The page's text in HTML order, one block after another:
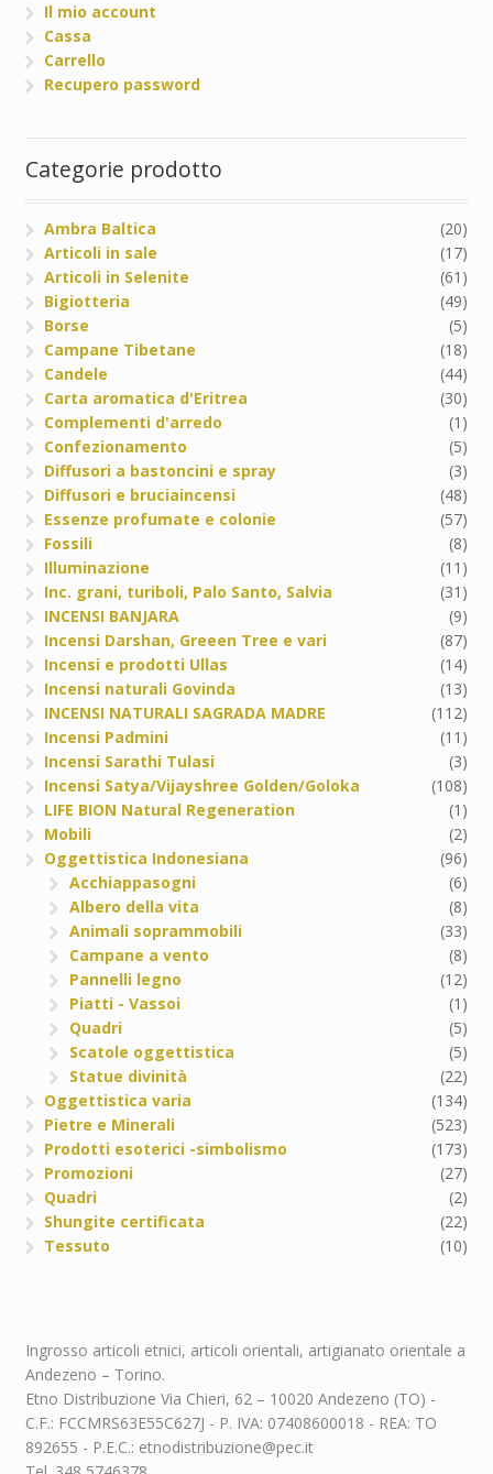
Il mio account
Cassa
Carrello
Recupero password
Categorie prodotto
Ambra Baltica
(20)
Articoli in sale
(17)
Articoli in Selenite
(61)
Bigiotteria
(49)
Borse
(5)
Campane Tibetane
(18)
Candele
(44)
Carta aromatica d'Eritrea
(30)
Complementi d'arredo
(1)
Confezionamento
(5)
Diffusori a bastoncini e spray
(3)
Diffusori e bruciaincensi
(48)
Essenze profumate e colonie
(57)
Fossili
(8)
Illuminazione
(11)
Inc. grani, turiboli, Palo Santo, Salvia
(31)
INCENSI BANJARA
(9)
Incensi Darshan, Greeen Tree e vari
(87)
Incensi e prodotti Ullas
(14)
Incensi naturali Govinda
(13)
INCENSI NATURALI SAGRADA MADRE
(112)
Incensi Padmini
(11)
Incensi Sarathi Tulasi
(3)
Incensi Satya/Vijayshree Golden/Goloka
(108)
LIFE BION Natural Regeneration
(1)
Mobili
(2)
Oggettistica Indonesiana
(96)
Acchiappasogni
(6)
Albero della vita
(8)
Animali soprammobili
(33)
Campane a vento
(8)
Pannelli legno
(12)
Piatti - Vassoi
(1)
Quadri
(5)
Scatole oggettistica
(5)
Statue divinità
(22)
Oggettistica varia
(134)
Pietre e Minerali
(523)
Prodotti esoterici -simbolismo
(173)
Promozioni
(27)
Quadri
(2)
Shungite certificata
(22)
Tessuto
(10)
Ingrosso articoli etnici, articoli orientali, artigianato orientale a
Andezeno – Torino.
Etno Distribuzione Via Chieri, 62 – 10020 Andezeno (TO) -
C.F.: FCCMRS63E55C627J - P. IVA: 07408600018 - REA: TO
892655 - P.E.C.: etnodistribuzione@pec.it